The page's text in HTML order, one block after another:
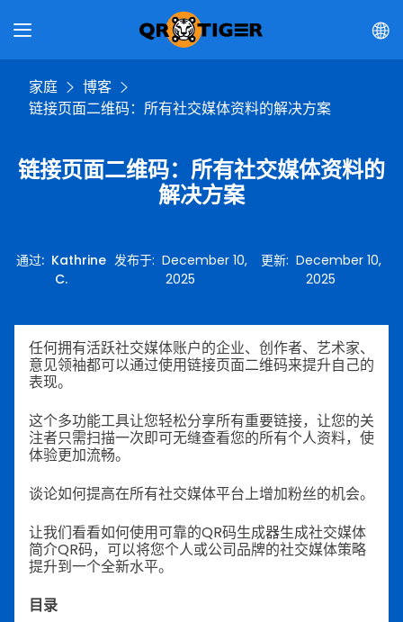
家庭
博客
链接页面二维码：所有社交媒体资料的解决方案
链接页面二维码：所有社交媒体资料的
解决方案
通过: Kathrine
C.
发布于: December 10,
2025
更新: December 10,
2025
任何拥有活跃社交媒体账户的企业、创作者、艺术家、
意见领袖都可以通过使用链接页面二维码来提升自己的
表现。
这个多功能工具让您轻松分享所有重要链接，让您的关
注者只需扫描一次即可无缝查看您的所有个人资料，使
体验更加流畅。
谈论如何提高在所有社交媒体平台上增加粉丝的机会。
让我们看看如何使用可靠的QR码生成器生成社交媒体
简介QR码，可以将您个人或公司品牌的社交媒体策略
提升到一个全新水平。
目录